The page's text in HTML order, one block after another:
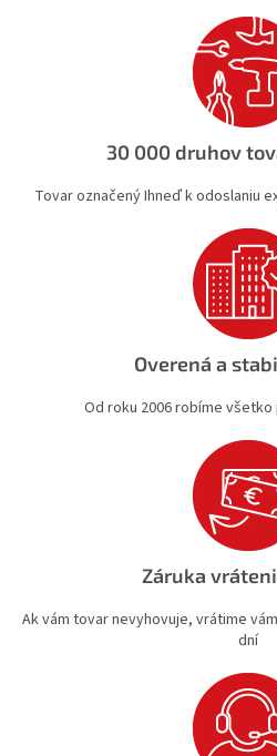
e
p
r
v
k
ý
i
s
u
e
30 000 druhov
Tovar označený Ihneď k odoslaniu
Overená a
Od roku 2006 robíme
Záruka
Ak vám tovar nevyhovuje, vrátime
dní